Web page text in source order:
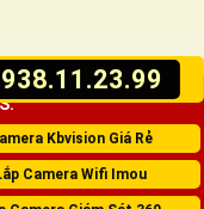
Kbvision Giá Rẻ
Camera Wifi Imou